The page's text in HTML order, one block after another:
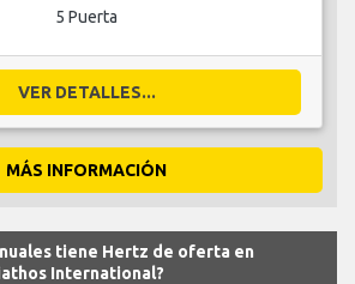
5 Puerta
VER DETALLES...
MÁS INFORMACIÓN
tiene Hertz de oferta en
International?